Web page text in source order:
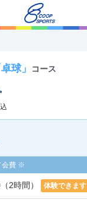
卓球」 コース
2時間） 体験できます